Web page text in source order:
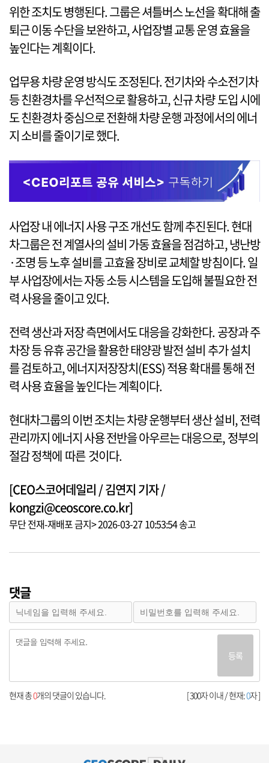
위한 조치도 병행된다. 그룹은 셔틀버스 노선을 확대해 출
퇴근 이동 수단을 보완하고, 사업장별 교통 운영 효율을
높인다는 계획이다.
업무용 차량 운영 방식도 조정된다. 전기차와 수소전기차
등 친환경차를 우선적으로 활용하고, 신규 차량 도입 시에
도 친환경차 중심으로 전환해 차량 운행 과정에서의 에너
지 소비를 줄이기로 했다.
사업장 내 에너지 사용 구조 개선도 함께 추진된다. 현대
차그룹은 전 계열사의 설비 가동 효율을 점검하고, 냉난방
·조명 등 노후 설비를 고효율 장비로 교체할 방침이다. 일
부 사업장에서는 자동 소등 시스템을 도입해 불필요한 전
력 사용을 줄이고 있다.
전력 생산과 저장 측면에서도 대응을 강화한다. 공장과 주
차장 등 유휴 공간을 활용한 태양광 발전 설비 추가 설치
를 검토하고, 에너지저장장치(ESS) 적용 확대를 통해 전
력 사용 효율을 높인다는 계획이다.
현대차그룹의 이번 조치는 차량 운행부터 생산 설비, 전력
관리까지 에너지 사용 전반을 아우르는 대응으로, 정부의
절감 정책에 따른 것이다.
[CEO스코어데일리 / 김연지 기자 /
kongzi@ceoscore.co.kr]
무단 전재-재배포 금지> 2026-03-27 10:53:54 송고
댓글
등록
[ 300자 이내 / 현재:0자 ]
현재 총0개의 댓글이 있습니다.